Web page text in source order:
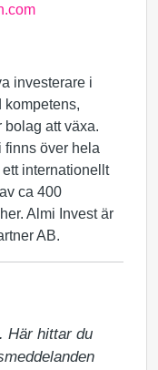
investerare i
kompetens,
bolag att växa.
finns över hela
internationellt
ca 400
Almi Invest är
AB.
Här hittar du